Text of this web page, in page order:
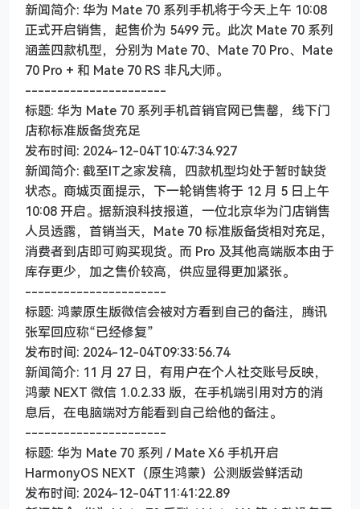
新闻简介: 华为 Mate 70 系列手机将于今天上午 10:08
正式开启销售，起售价为 5499 元。此次 Mate 70 系列
涵盖四款机型，分别为 Mate 70、Mate 70 Pro、Mate
70 Pro + 和 Mate 70 RS 非凡大师。
----------------------
标题: 华为 Mate 70 系列手机首销官网已售罄，线下门
店称标准版备货充足
发布时间: 2024-12-04T10:47:34.927
新闻简介: 截至IT之家发稿，四款机型均处于暂时缺货
状态。商城页面提示，下一轮销售将于 12 月 5 日上午
10:08 开启。据新浪科技报道，一位北京华为门店销售
人员透露，首销当天，Mate 70 标准版备货相对充足，
消费者到店即可购买现货。而 Pro 及其他高端版本由于
库存更少，加之售价较高，供应显得更加紧张。
----------------------
标题: 鸿蒙原生版微信会被对方看到自己的备注，腾讯
张军回应称“已经修复”
发布时间: 2024-12-04T09:33:56.74
新闻简介: 11 月 27 日，有用户在个人社交账号反映，
鸿蒙 NEXT 微信 1.0.2.33 版，在手机端引用对方的消
息后，在电脑端对方能看到自己给他的备注。
----------------------
标题: 华为 Mate 70 系列 / Mate X6 手机开启
HarmonyOS NEXT（原生鸿蒙）公测版尝鲜活动
发布时间: 2024-12-04T11:41:22.89